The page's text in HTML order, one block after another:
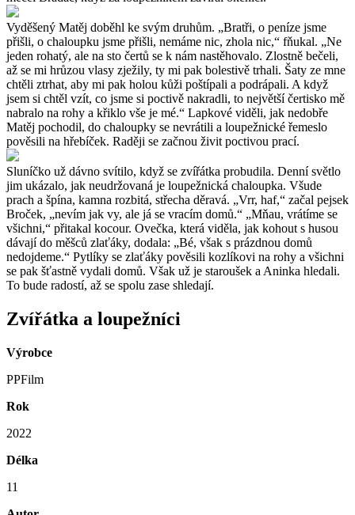
Vyděšený Matěj doběhl ke svým druhům. „Bratři, o peníze jsme
přišli, o chaloupku jsme přišli, nemáme nic, zhola nic,“ fňukal. „Ne
jeden rohatý, ale na sto čertů se k nám nastěhovalo. Zlostně bečeli,
až se mi hrůzou vlasy zježily, ty mi pak bolestivě trhali. Šaty ze mne
chtěli ztrhat, aby mi pak holou kůži poštípali a podrápali. A když
jsem si chtěl vzít, co jsme si poctivě nakradli, to největší čertisko mě
nabralo na rohy a křiklo vše je mé.“ Lapkové viděli, jak nedobře
Matěj pochodil, do chaloupky se nevrátili a loupežnické řemeslo
pověsili na hřebíček. Raději se začnou živit poctivou prací.
Sluníčko už dávno svítilo, když se zvířátka probudila. Denní světlo
jim ukázalo, jak neudržovaná je loupežnická chaloupka. Všude
prach a špína, kamna rozbitá, střecha děravá. „Vrr, haf,“ začal pejsek
Broček, „nevím jak vy, ale já se vracím domů.“ „Mňau, vrátíme se
všichni,“ přitakal kocour. Ovečka, která viděla, jak kohout s husou
dávají do měšců zlaťáky, dodala: „Bé, však s prázdnou domů
nedojdeme.“ Pytlíky se zlaťáky pověsili kozlíkovi na rohy a všichni
se pak šťastně vydali domů. Však už je staroušek a Aninka hledali.
To bude radostí, až se spolu zase shledají.
Zvířátka a loupežníci
Výrobce
PPFilm
Rok
2022
Délka
11